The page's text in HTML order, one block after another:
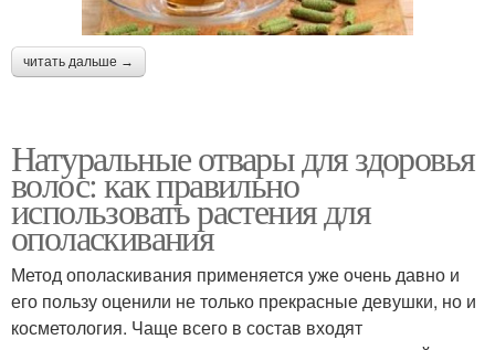
читать дальше →
Натуральные отвары для здоровья
волос: как правильно
использовать растения для
ополаскивания
Метод ополаскивания применяется уже очень давно и
его пользу оценили не только прекрасные девушки, но и
косметология. Чаще всего в состав входят